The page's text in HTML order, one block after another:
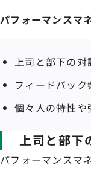
パフォーマンスマ
上司と部下の対
フィードバック
個々人の特性や
上司と部下
パフォーマンスマ